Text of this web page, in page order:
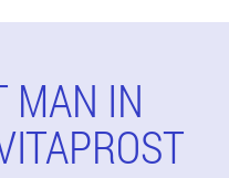
MAN IN